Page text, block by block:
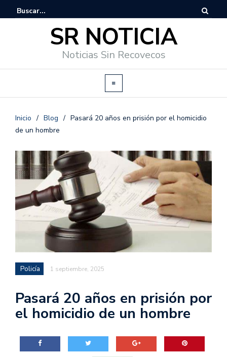
SR NOTICIA
Noticias Sin Recovecos
Inicio / Blog / Pasará 20 años en prisión por el homicidio
de un hombre
Policía 1 septiembre, 2025
Pasará 20 años en prisión por
el homicidio de un hombre